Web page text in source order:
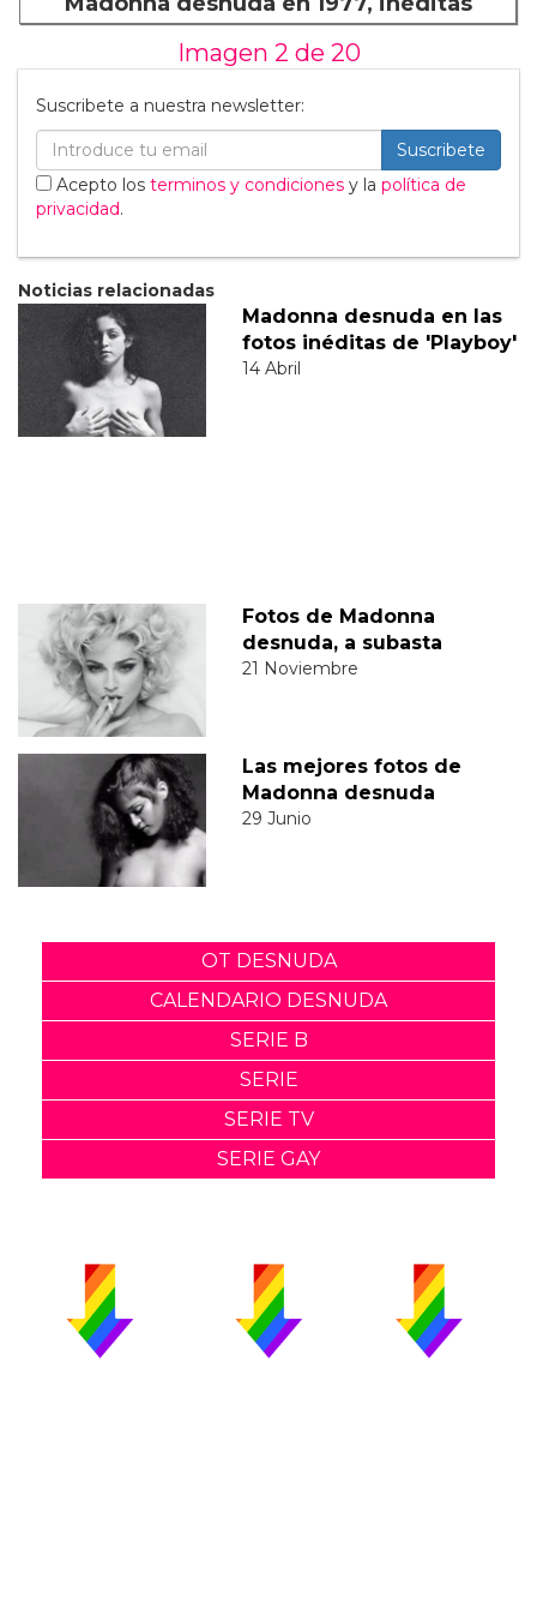
Imagen 2 de 20
Suscribete a nuestra newsletter:
Suscribete
Acepto los terminos y condiciones y la política de
privacidad.
Noticias relacionadas
Madonna desnuda en las
fotos inéditas de 'Playboy'
14 Abril
Fotos de Madonna
desnuda, a subasta
21 Noviembre
Las mejores fotos de
Madonna desnuda
29 Junio
OT DESNUDA
CALENDARIO DESNUDA
SERIE B
SERIE
SERIE TV
SERIE GAY